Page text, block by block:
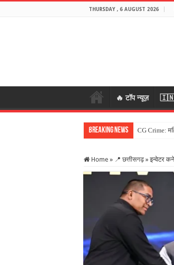
THURSDAY , 6 AUGUST 2026
🔥 टॉप न्यूज़ 🇮🇳
Breaking News CG Crime:
Home » 📍 छत्तीसगढ़ » इन्वेटर